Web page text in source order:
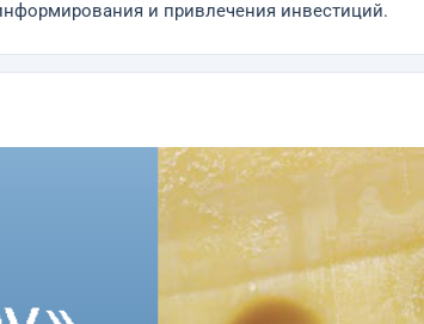
и привлечения инвестиций.